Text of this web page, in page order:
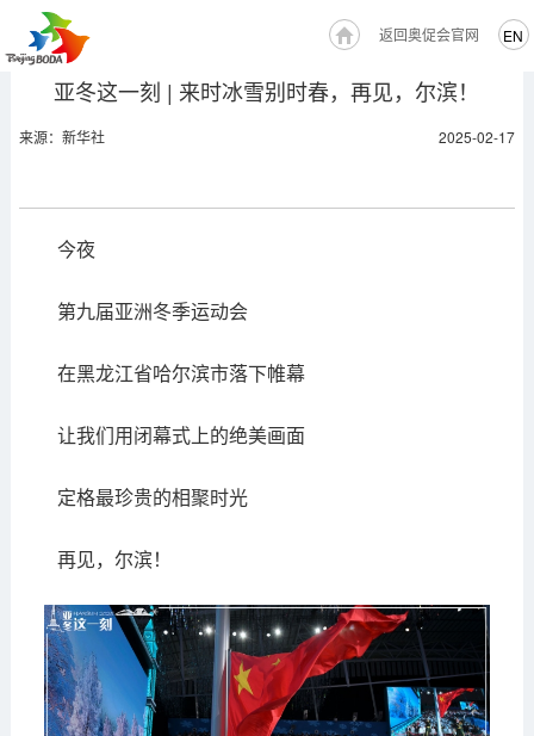
EN
返回奥促会官网
亚冬这一刻 | 来时冰雪别时春，再见，尔滨！
来源：新华社 2025-02-17
今夜
第九届亚洲冬季运动会
在黑龙江省哈尔滨市落下帷幕
让我们用闭幕式上的绝美画面
定格最珍贵的相聚时光
再见，尔滨！